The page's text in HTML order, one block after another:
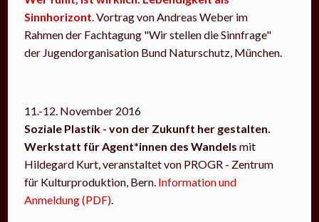
Sinnhorizont Vortrag von Andreas Weber im
Rahmen der Fachtagung "Wir stellen die Sinnfrage"
der Jugendorganisation Bund Naturschutz, München.
11.-12. November 2016
Soziale Plastik - von der Zukunft her gestalten.
Werkstatt für Agent*innen des Wandels mit
Hildegard Kurt, veranstaltet von PROGR - Zentrum
für Kulturproduktion, Bern. Information und
Anmeldung (PDF)